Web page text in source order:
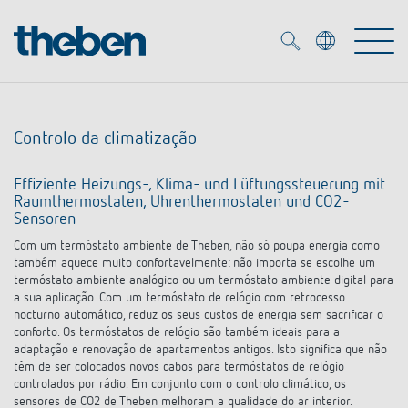
Produtos
KNX
Smart Home
DALI
Detetores de presença e movimentos
Foco LED
Serviço
Biblioteca de mídia
Seminários técnicos
Soluções
Sistema de casa inteligente LUXORliving
Projetores de LED
Empresa
Theben AG
Contacto
Controlo da climatização
Effiziente Heizungs-, Klima- und Lüftungssteuerung mit
Raumthermostaten, Uhrenthermostaten und CO2-
Sensoren
Com um termóstato ambiente de Theben, não só poupa energia como
também aquece muito confortavelmente: não importa se escolhe um
termóstato ambiente analógico ou um termóstato ambiente digital para
a sua aplicação. Com um termóstato de relógio com retrocesso
nocturno automático, reduz os seus custos de energia sem sacrificar o
conforto. Os termóstatos de relógio são também ideais para a
adaptação e renovação de apartamentos antigos. Isto significa que não
têm de ser colocados novos cabos para termóstatos de relógio
controlados por rádio. Em conjunto com o controlo climático, os
sensores de CO2 de Theben melhoram a qualidade do ar interior.